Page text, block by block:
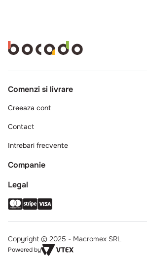
Comenzi si livrare
Creeaza cont
Contact
Intrebari frecvente
Companie
Legal
Copyright © 2025 - Macromex SRL
Powered by